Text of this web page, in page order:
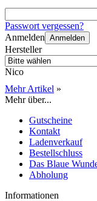
Passwort vergessen?
Anmelden Anmelden
Hersteller
Nico
Mehr Artikel »
Mehr über...
Gutscheine
Kontakt
Ladenverkauf
Bestellschluss
Das Blaue
Abholung
Informationen